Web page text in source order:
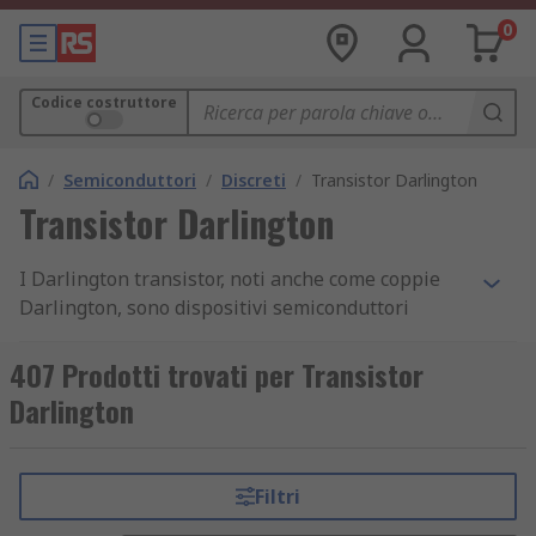
0
Codice costruttore
/ Semiconduttori / Discreti / Transistor Darlington
Transistor Darlington
I Darlington transistor, noti anche come coppie
Darlington, sono dispositivi semiconduttori
standard (Darlinghton BJT). Uno dei transistor è
ad alto guadagno mentre l'altro è a corrente
elevata.
Il catalogo RS online offre un'ampia gamma di
transistor Darlington di alta qualità, di marchi
407 Prodotti trovati per Transistor
Darlington
Filtri